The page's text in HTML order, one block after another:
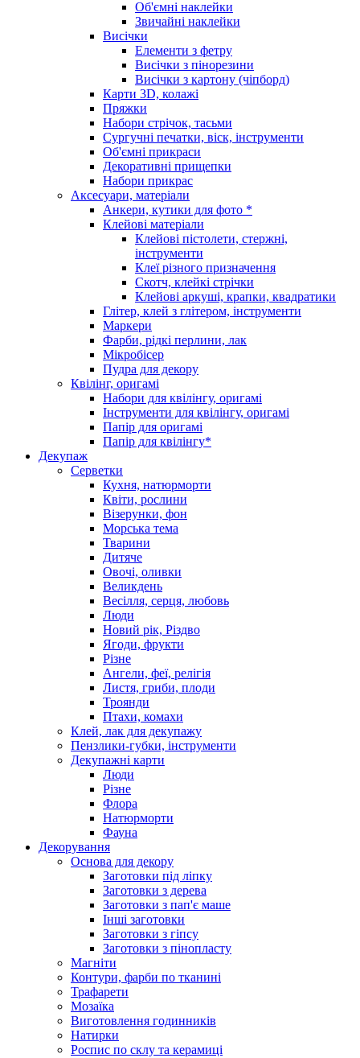
Об'ємні наклейки
Звичайні наклейки
Висічки
Елементи з фетру
Висічки з пінорезини
Висічки з картону (чіпборд)
Карти 3D, колажі
Пряжки
Набори стрічок, тасьми
Сургучні печатки, віск, інструменти
Об'ємні прикраси
Декоративні прищепки
Набори прикрас
Аксесуари, матеріали
Анкери, кутики для фото *
Клейові матеріали
Клейові пістолети, стержні,
інструменти
Клеї різного призначення
Скотч, клейкі стрічки
Клейові аркуші, крапки, квадратики
Глітер, клей з глітером, інструменти
Маркери
Фарби, рідкі перлини, лак
Мікробісер
Пудра для декору
Квілінг, оригамі
Набори для квілінгу, оригамі
Інструменти для квілінгу, оригамі
Папір для оригамі
Папір для квілінгу*
Декупаж
Серветки
Кухня, натюрморти
Квіти, рослини
Візерунки, фон
Морська тема
Тварини
Дитяче
Овочі, оливки
Великдень
Весілля, серця, любовь
Люди
Новий рік, Різдво
Ягоди, фрукти
Різне
Ангели, феї, релігія
Листя, гриби, плоди
Троянди
Птахи, комахи
Клей, лак для декупажу
Пензлики-губки, інструменти
Декупажні карти
Люди
Різне
Флора
Натюрморти
Фауна
Декорування
Основа для декору
Заготовки під ліпку
Заготовки з дерева
Заготовки з пап'є маше
Інші заготовки
Заготовки з гіпсу
Заготовки з пінопласту
Магніти
Контури, фарби по тканині
Трафарети
Мозаїка
Виготовлення годинників
Натирки
Роспис по склу та керамиці